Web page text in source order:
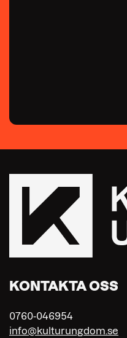
KONTAKTA OSS
0760-046954
info@kulturungdom.se